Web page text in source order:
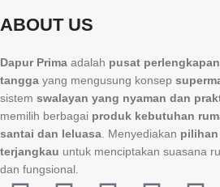
ABOUT US
Dapur Prima adalah pusat
tangga yang mengusung konsep
sistem swalayan yang nyaman dan
memilih berbagai produk kebutuhan
santai dan leluasa. Menyediakan
terjangkau untuk menciptakan suasana
dan fungsional.